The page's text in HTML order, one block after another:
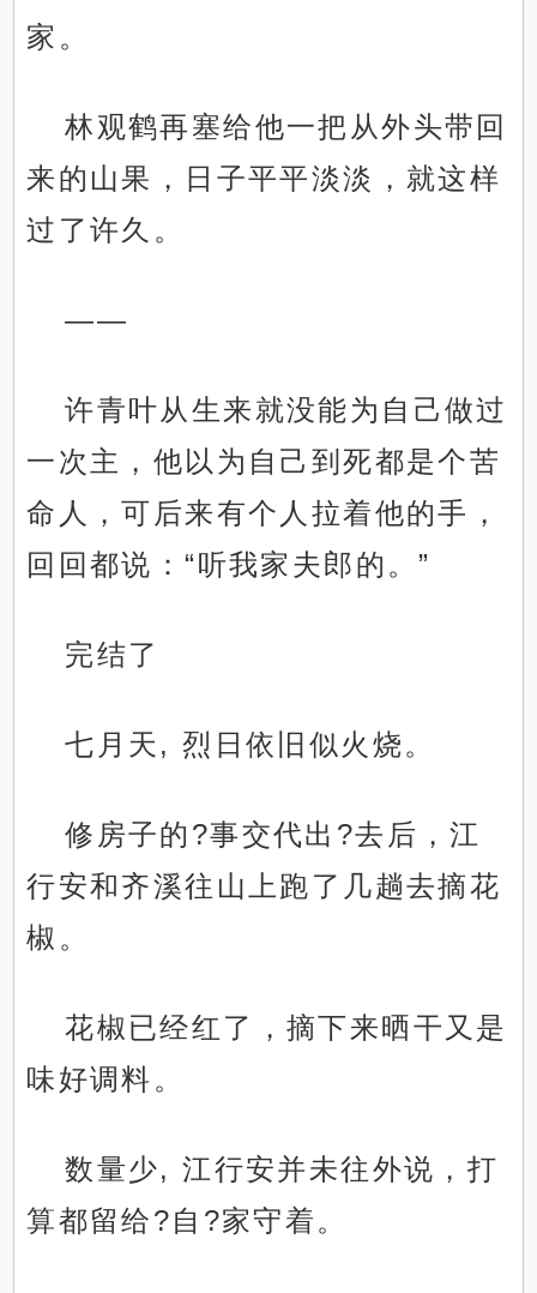
家。
林观鹤再塞给他一把从外头带回
来的山果，日子平平淡淡，就这样
过了许久。
——
许青叶从生来就没能为自己做过
一次主，他以为自己到死都是个苦
命人，可后来有个人拉着他的手，
回回都说：“听我家夫郎的。”
完结了
七月天, 烈日依旧似火烧。
修房子的?事交代出?去后，江
行安和齐溪往山上跑了几趟去摘花
椒。
花椒已经红了，摘下来晒干又是
味好调料。
数量少, 江行安并未往外说，打
算都留给?自?家守着。